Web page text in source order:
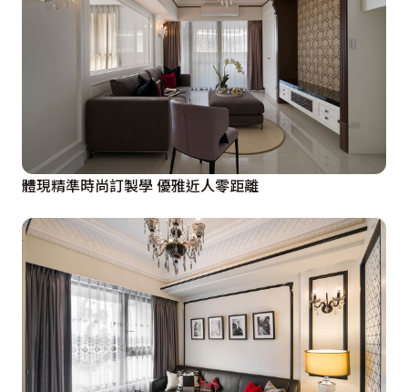
體現精準時尚訂製學 優雅近人零距離